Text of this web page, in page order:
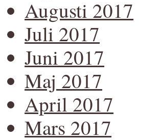
Augusti 2017
Juli 2017
Juni 2017
Maj 2017
April 2017
Mars 2017